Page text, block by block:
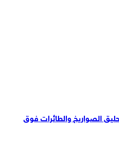
الصواريخ والطائرات فوق